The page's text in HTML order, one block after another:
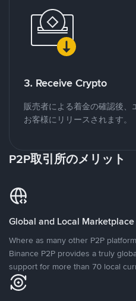
3. Receive Crypto
販売者による着金の確認後
お客様にリリースされます。
P2P取引所のメリット
Global and Local Marketplace
Where as many other P2P
Binance P2P provides a truly
support for more than 70 local